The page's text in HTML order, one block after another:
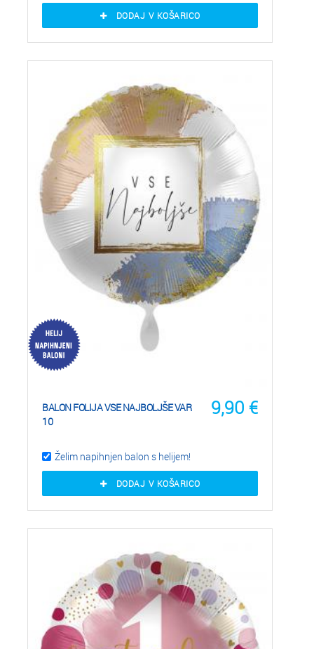
DODAJ V KOŠARICO
9,90 €
BALON FOLIJA VSE NAJBOLJŠE VAR
10
Želim napihnjen balon s helijem!
DODAJ V KOŠARICO